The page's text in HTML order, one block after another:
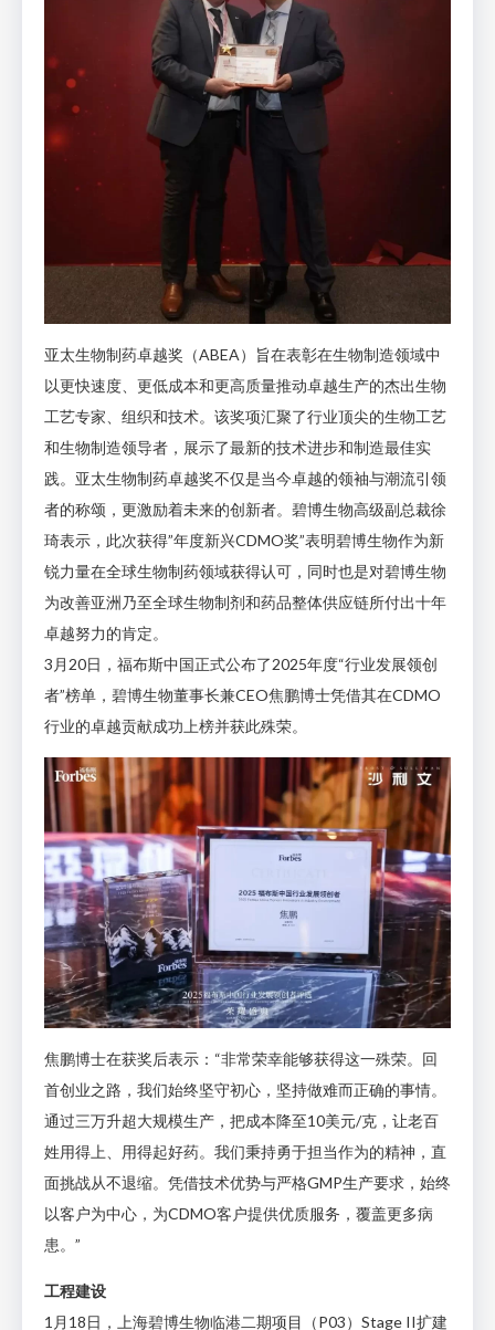
亚太生物制药卓越奖（ABEA）旨在表彰在生物制造领域中
以更快速度、更低成本和更高质量推动卓越生产的杰出生物
工艺专家、组织和技术。该奖项汇聚了行业顶尖的生物工艺
和生物制造领导者，展示了最新的技术进步和制造最佳实
践。亚太生物制药卓越奖不仅是当今卓越的领袖与潮流引领
者的称颂，更激励着未来的创新者。碧博生物高级副总裁徐
琦表示，此次获得”年度新兴CDMO奖”表明碧博生物作为新
锐力量在全球生物制药领域获得认可，同时也是对碧博生物
为改善亚洲乃至全球生物制剂和药品整体供应链所付出十年
卓越努力的肯定。
3月20日，福布斯中国正式公布了2025年度“行业发展领创
者”榜单，碧博生物董事长兼CEO焦鹏博士凭借其在CDMO
行业的卓越贡献成功上榜并获此殊荣。
焦鹏博士在获奖后表示：“非常荣幸能够获得这一殊荣。回
首创业之路，我们始终坚守初心，坚持做难而正确的事情。
通过三万升超大规模生产，把成本降至10美元/克，让老百
姓用得上、用得起好药。我们秉持勇于担当作为的精神，直
面挑战从不退缩。凭借技术优势与严格GMP生产要求，始终
以客户为中心，为CDMO客户提供优质服务，覆盖更多病
患。”
工程建设
1月18日，上海碧博生物临港二期项目（P03）Stage II扩建